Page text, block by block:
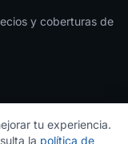
y coberturas de
tu experiencia.
la política de